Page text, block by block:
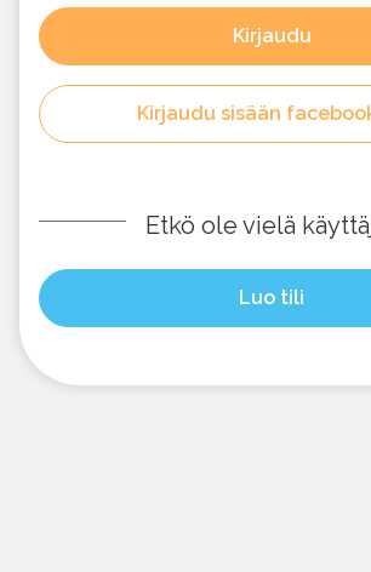
Kirjaudu
Kirjaudu sisään
Etkö ole vielä
Luo tili